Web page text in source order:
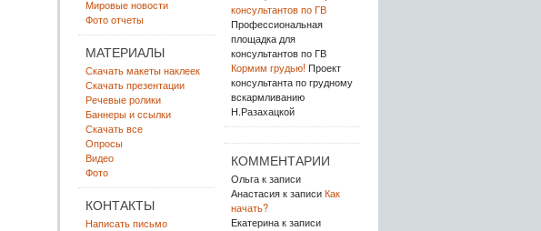
Мировые новости
Фото отчеты
МАТЕРИАЛЫ
Скачать макеты наклеек
Скачать презентации
Речевые ролики
Баннеры и ссылки
Скачать все
Опросы
Видео
Фото
КОНТАКТЫ
Написать письмо
консультантов по ГВ
Профессиональная
площадка для
консультантов по ГВ
Кормим грудью! Проект
консультанта по грудному
вскармливанию
Н.Разахацкой
КОММЕНТАРИИ
Ольгак записи
Анастасияк записи Как
начать?
Екатеринак записи